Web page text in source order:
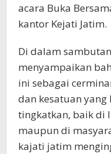
acara Buka
kantor Kejati Jatim.
Di dalam
menyampaikan
ini sebagai
dan kesatuan
tingkatkan, baik di
maupun di
kajati jatim